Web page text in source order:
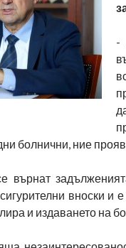
-
болнични, ние
върнат
вноски
и издаването на